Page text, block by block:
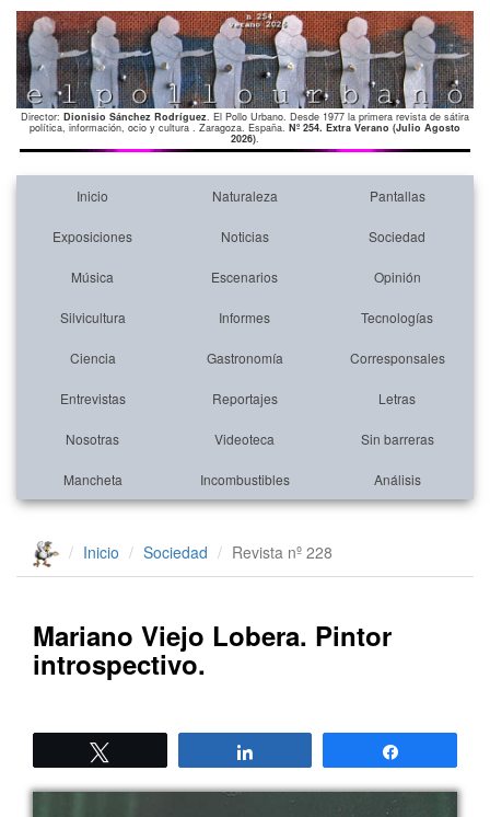
Director: Dionisio Sánchez Rodríguez. El Pollo Urbano. Desde 1977 la primera revista de sátira
política, información, ocio y cultura . Zaragoza. España. Nº 254. Extra Verano (Julio Agosto
2026).
Inicio Naturaleza Pantallas
Exposiciones Noticias Sociedad
Música Escenarios Opinión
Silvicultura Informes Tecnologías
Ciencia Gastronomía Corresponsales
Entrevistas Reportajes Letras
Nosotras Videoteca Sin barreras
Mancheta Incombustibles Análisis
Inicio Sociedad Revista nº 228
Mariano Viejo Lobera. Pintor
introspectivo.